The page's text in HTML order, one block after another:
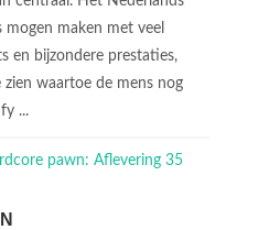
maken met veel
en bijzondere prestaties,
waartoe de mens nog
...